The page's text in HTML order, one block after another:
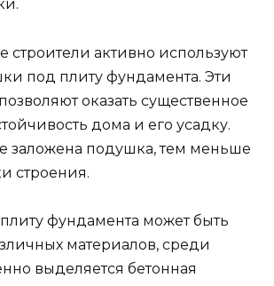
строители активно используют
под плиту фундамента. Эти
оказать существенное
дома и его усадку.
заложена подушка, тем меньше
строения.
фундамента может быть
материалов, среди
выделяется бетонная